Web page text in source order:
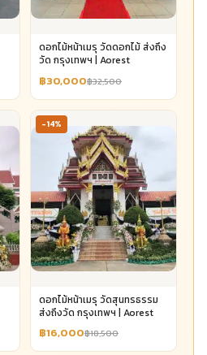
ดอกไม้หน้าเมรุ วัดดอกไม้ ส่งถึง
วัด กรุงเทพฯ | Aorest
฿30,000฿32,500
-14%
ดอกไม้หน้าเมรุ วัดสุนทรธรรม
ส่งถึงวัด กรุงเทพฯ | Aorest
฿16,000฿18,500